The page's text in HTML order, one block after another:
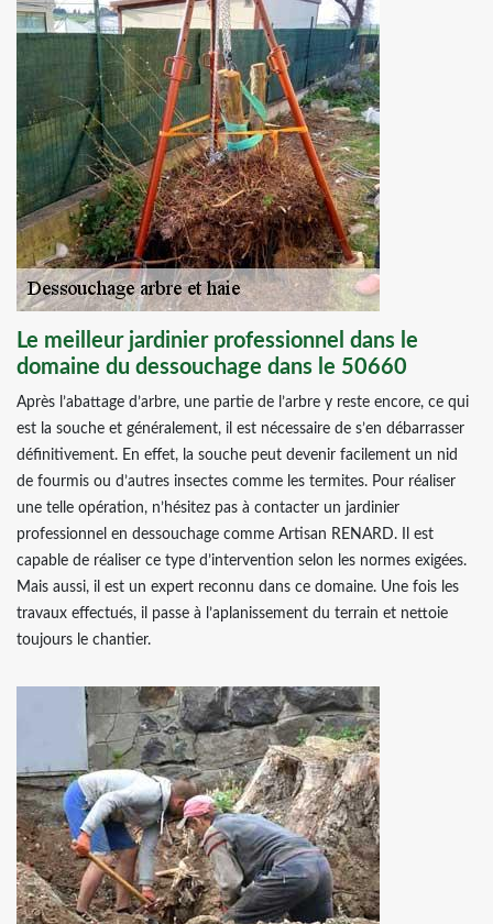
Le meilleur jardinier professionnel dans le
domaine du dessouchage dans le 50660
Après l’abattage d’arbre, une partie de l’arbre y reste encore, ce qui
est la souche et généralement, il est nécessaire de s’en débarrasser
définitivement. En effet, la souche peut devenir facilement un nid
de fourmis ou d’autres insectes comme les termites. Pour réaliser
une telle opération, n’hésitez pas à contacter un jardinier
professionnel en dessouchage comme Artisan RENARD. Il est
capable de réaliser ce type d’intervention selon les normes exigées.
Mais aussi, il est un expert reconnu dans ce domaine. Une fois les
travaux effectués, il passe à l’aplanissement du terrain et nettoie
toujours le chantier.